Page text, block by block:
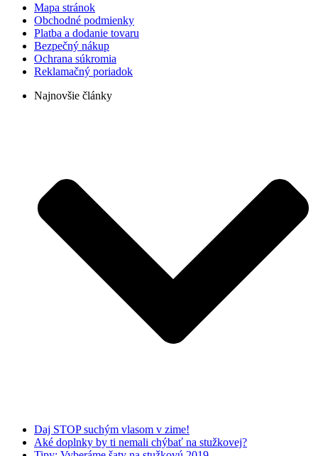
Mapa stránok
Obchodné podmienky
Platba a dodanie tovaru
Bezpečný nákup
Ochrana súkromia
Reklamačný poriadok
Najnovšie články
Daj STOP suchým vlasom v zime!
Aké doplnky by ti nemali chýbať na stužkovej?